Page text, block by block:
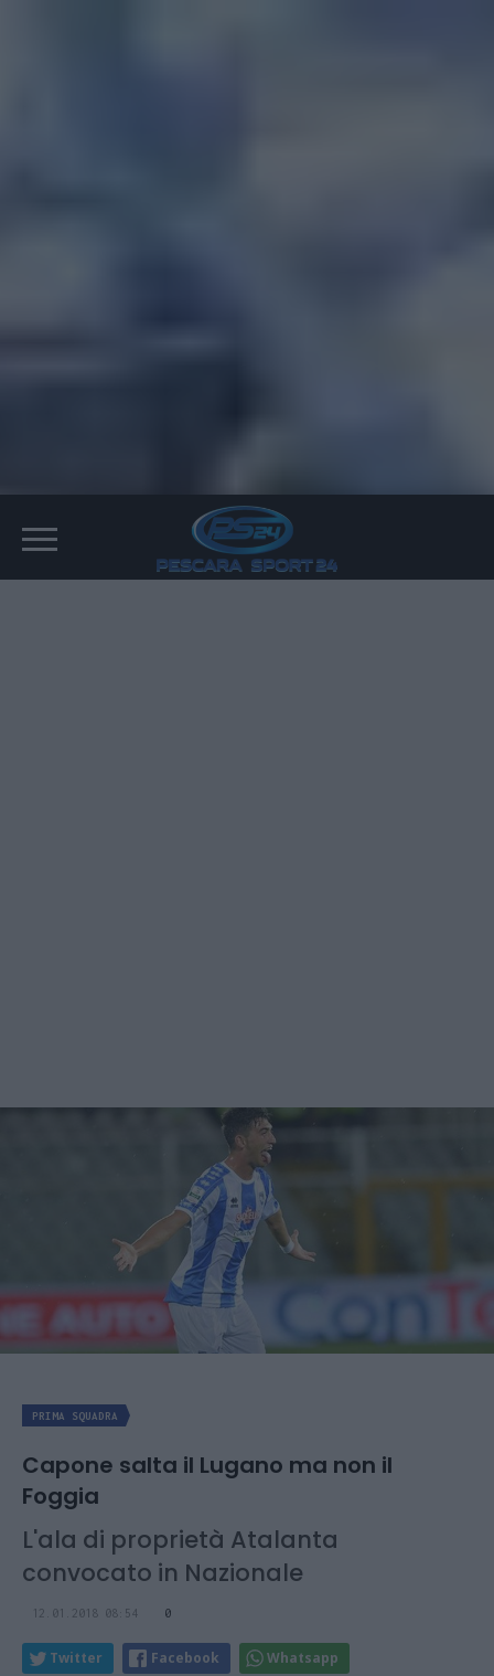
PRIMA SQUADRA
Capone salta il Lugano ma non il
Foggia
L'ala di proprietà Atalanta
convocato in Nazionale
12.01.2018 08:54 0
Twitter Facebook Whatsapp